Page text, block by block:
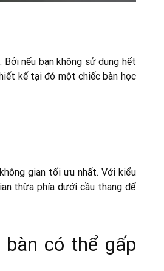
Bởi nếu bạn không sử dụng hết
kế tại đó một chiếc bàn học
gian tối ưu nhất. Với kiểu
thừa phía dưới cầu thang để
có thể gấp